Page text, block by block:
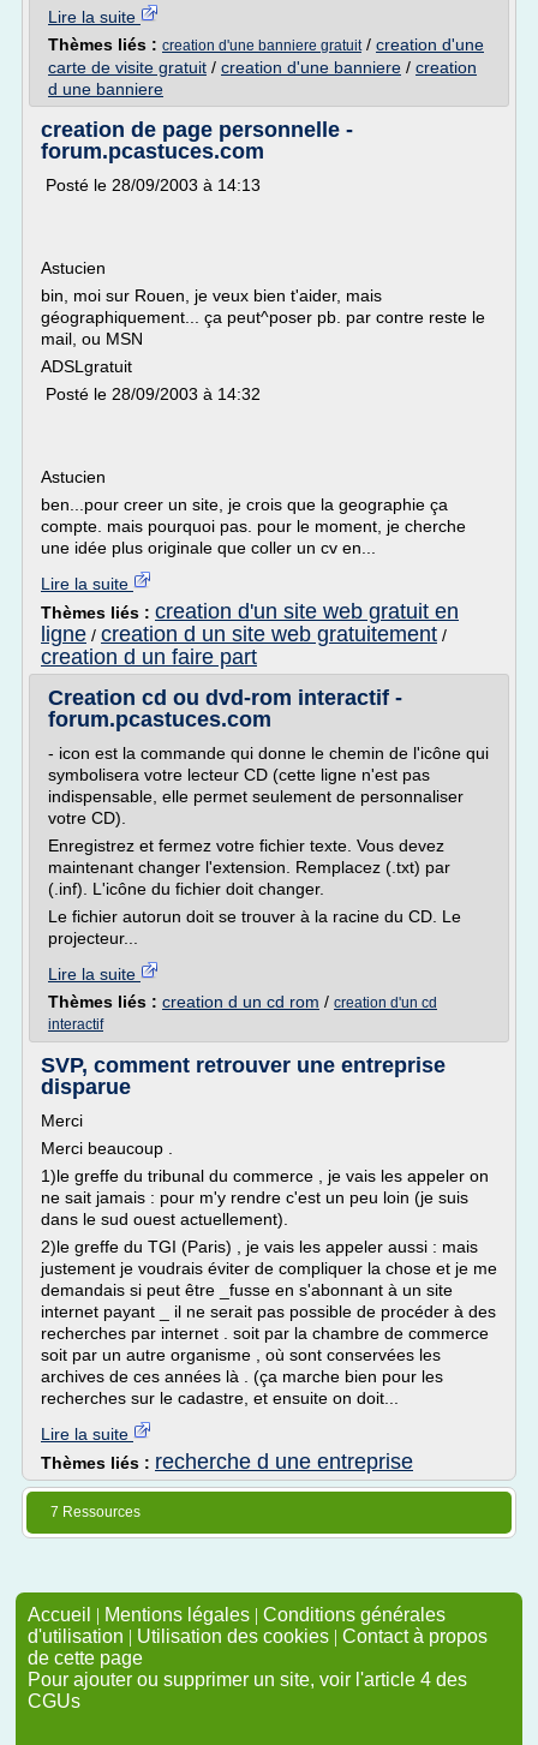
Lire la suite
Thèmes liés : creation d'une banniere gratuit/ creation d'une
carte de visite gratuit / creation d'une banniere / creation
d une banniere
creation de page personnelle -
forum.pcastuces.com
Posté le 28/09/2003 à 14:13
Astucien
bin, moi sur Rouen, je veux bien t'aider, mais
géographiquement... ça peut^poser pb. par contre reste le
mail, ou MSN
ADSLgratuit
Posté le 28/09/2003 à 14:32
Astucien
ben...pour creer un site, je crois que la geographie ça
compte. mais pourquoi pas. pour le moment, je cherche
une idée plus originale que coller un cv en...
Lire la suite
Thèmes liés : creation d'un site web gratuit en
ligne / creation d un site web gratuitement /
creation d un faire part
Creation cd ou dvd-rom interactif -
forum.pcastuces.com
- icon est la commande qui donne le chemin de l'icône qui
symbolisera votre lecteur CD (cette ligne n'est pas
indispensable, elle permet seulement de personnaliser
votre CD).
Enregistrez et fermez votre fichier texte. Vous devez
maintenant changer l'extension. Remplacez (.txt) par
(.inf). L'icône du fichier doit changer.
Le fichier autorun doit se trouver à la racine du CD. Le
projecteur...
Lire la suite
Thèmes liés : creation d un cd rom / creation d'un cd
interactif
SVP, comment retrouver une entreprise
disparue
Merci
Merci beaucoup .
1)le greffe du tribunal du commerce , je vais les appeler on
ne sait jamais : pour m'y rendre c'est un peu loin (je suis
dans le sud ouest actuellement).
2)le greffe du TGI (Paris) , je vais les appeler aussi : mais
justement je voudrais éviter de compliquer la chose et je me
demandais si peut être _fusse en s'abonnant à un site
internet payant _ il ne serait pas possible de procéder à des
recherches par internet . soit par la chambre de commerce
soit par un autre organisme , où sont conservées les
archives de ces années là . (ça marche bien pour les
recherches sur le cadastre, et ensuite on doit...
Lire la suite
Thèmes liés : recherche d une entreprise
7 Ressources
Accueil | Mentions légales | Conditions générales
d'utilisation | Utilisation des cookies | Contact à propos
de cette page
Pour ajouter ou supprimer un site, voir l'article 4 des
CGUs